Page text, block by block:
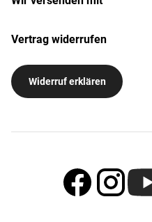
Vertrag widerrufen
Widerruf erklären